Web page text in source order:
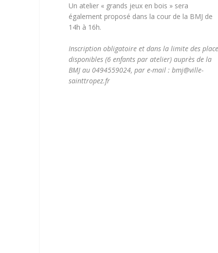
Un atelier « grands jeux en bois » sera
également proposé dans la cour de la BMJ de
14h à 16h.
Inscription obligatoire et dans la limite des
disponibles (6 enfants par atelier) auprès de la
BMJ au 0494559024, par e-mail : bmj@ville-
sainttropez.fr